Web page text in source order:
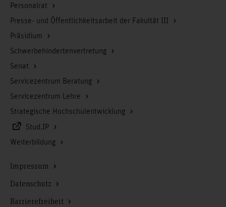
Personalrat
Presse- und Öffentlichkeitsarbeit der Fakultät III
Präsidium
Schwerbehindertenvertretung
Senat
Servicezentrum Beratung
Servicezentrum Lehre
Strategische Hochschulentwicklung
Stud.IP
Weiterbildung
Impressum
Datenschutz
Barrierefreiheit